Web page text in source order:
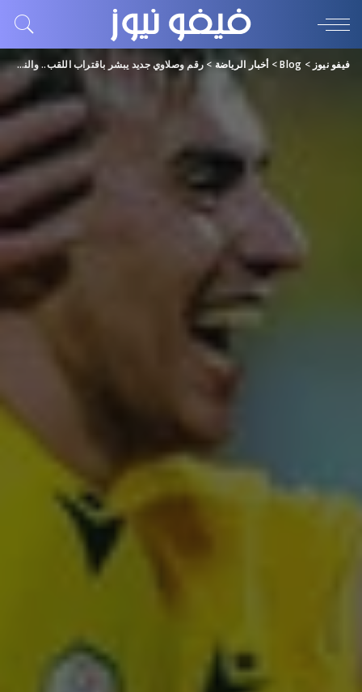
فيفو نيوز >
Blog
>أخبار الرياضة>رقم وصلاوي جديد يبشر باقتراب اللقب.. والنصر مع شرودر غير